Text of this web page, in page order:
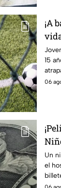
¡A
15
en
06
del
Un
el